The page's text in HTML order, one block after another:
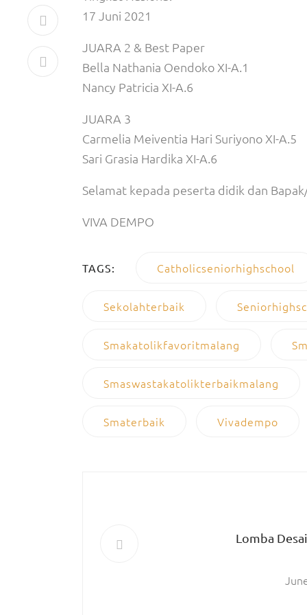
17 Juni 2021
JUARA 2 & Best Paper
Bella Nathania Oendoko XI-A.1
Nancy Patricia XI-A.6
JUARA 3
Carmelia Meiventia Hari Suriyono XI-A.5
Sari Grasia Hardika XI-A.6
Selamat kepada peserta didik dan
VIVA DEMPO
TAGS: Catholicseniorhighschool
Sekolahterbaik
Smakatolikfavoritmalang
Smaswastakatolikterbaikmalang
Smaterbaik Vivadempo
Lomba